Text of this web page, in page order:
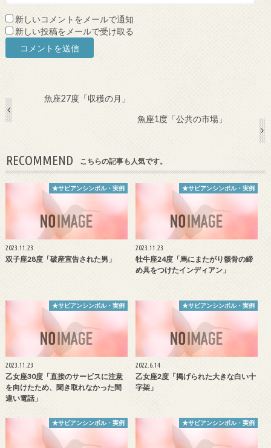
新しいコメントをメールで通知
新しい投稿をメールで受け取る
魚座27度「収穫の月」
魚座1度「公共の市場」
RECOMMEND こちらの記事も人気です。
★サビアンシンボル・実例
2023.11.23
双子座28度「破産宣告された男」
★サビアンシンボル・実例
2023.11.23
牡牛座24度「馬にまたがり骸骨の締
め具をつけたインディアン」
★サビアンシンボル・実例
2023.11.23
乙女座30度「直接のサービスに注意
を向けたため、聞き取れなかった間
違い電話」
★サビアンシンボル・実例
2022.6.14
乙女座2度「掲げられた大きな白い十
字架」
★サビアンシンボル・実例 ★サビアンシンボル・実例